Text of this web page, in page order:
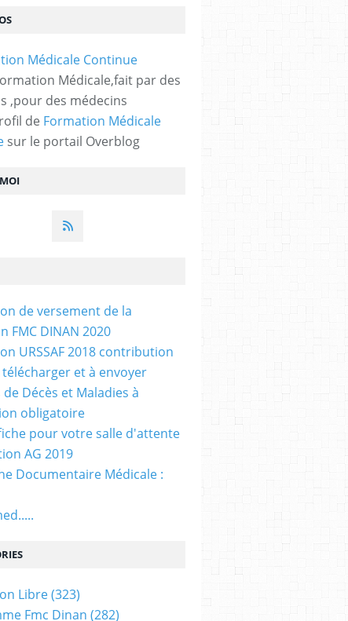
Médicale,fait par des
,pour des médecins
de Formation Médicale
sur le portail Overblog
de versement de la
FMC DINAN 2020
URSSAF 2018 contribution
télécharger et à envoyer
Décès et Maladies à
obligatoire
pour votre salle d'attente
AG 2019
Documentaire Médicale :
Libre(323)
Fmc Dinan (282)